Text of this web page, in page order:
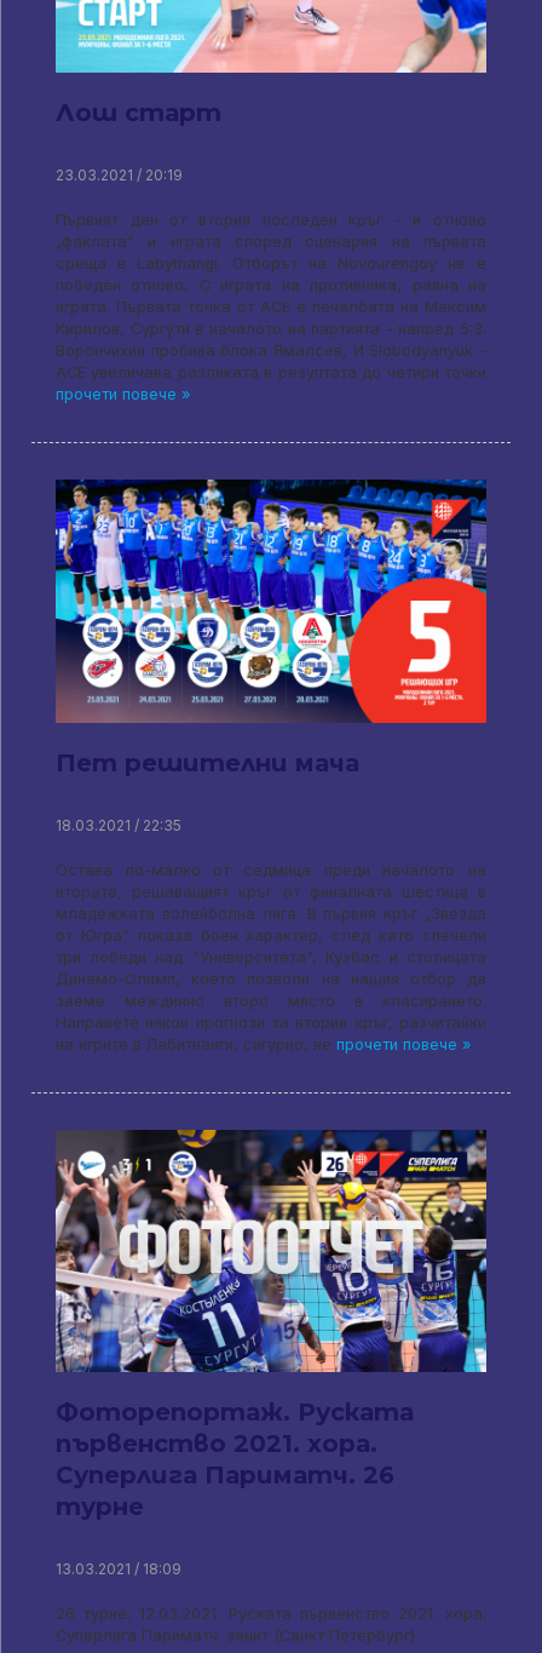
Лош старт
23.03.2021 / 20:19
Първият ден от втория последен кръг - и отново
„факлата“ и играта според сценария на първата
среща в Labytnangi. Отборът на Novourengoy не е
победен отново, С играта на противника, равна на
играта. Първата точка от ACE е печалбата на Максим
Кирилов, Сургути в началото на партията - напред 5:3.
Ворончихин пробива блока Ямалсев, И Slobodyanyuk –
ACE увеличава разликата в резултата до четири точки
прочети повече »
Пет решителни мача
18.03.2021 / 22:35
Остава по-малко от седмица преди началото на
втората, решаващият кръг от финалната шестица в
младежката волейболна лига. В първия кръг „Звезда
от Югра“ показа боен характер, след като спечели
три победи над "Университета", Кузбас и столицата
Динамо-Олимп, което позволи на нашия отбор да
заеме междинно второ място в класирането.
Направете някои прогнози за втория кръг, разчитайки
на игрите в Лабитнанги, сигурно, не прочети повече »
Фоторепортаж. Руската
първенство 2021. хора.
Суперлига Париматч. 26
турне
13.03.2021 / 18:09
26 турне. 12.03.2021. Руската първенство 2021. хора.
Суперлига Париматч. зенит (Санкт Петербург)